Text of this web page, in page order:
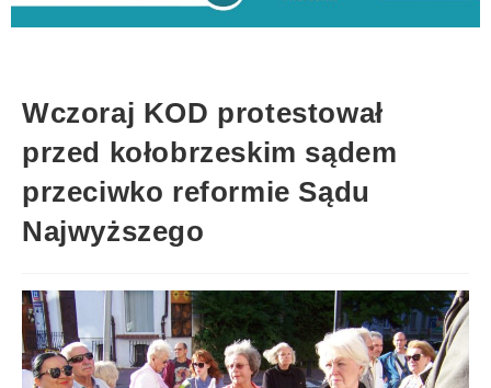
Wczoraj KOD protestował
przed kołobrzeskim sądem
przeciwko reformie Sądu
Najwyższego